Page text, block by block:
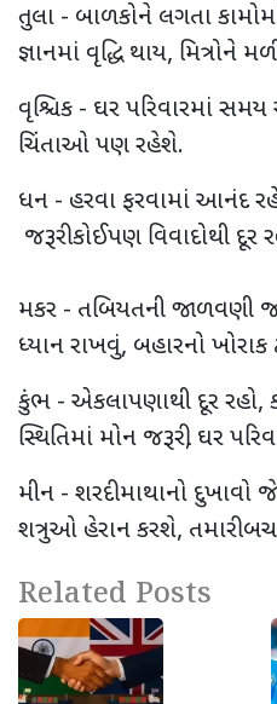
તુલા - બાળકોને લગતા
જ્ઞાનમાં વૃદ્ધિ થાય, મિત્રોને
વૃશ્ચિક - ઘર પરિવારમાં
ચિંતાઓ પણ રહેશે.
ધન - હરવા ફરવામાં આનંદ
જરૂરી કોઈપણ વિવાદોથી દૂર
મકર - તબિયતની જાળવણી
ધ્યાન રાખવું, બહારનો ખોરાક
કુંભ - એકલાપણાથી દૂર રહો,
સ્થિતિમાં મોન જરૂરી, ઘર
મીન - શરદી માથાનો દુખાવો
શત્રુઓ હેરાન કરશે, તમારી
Related Posts